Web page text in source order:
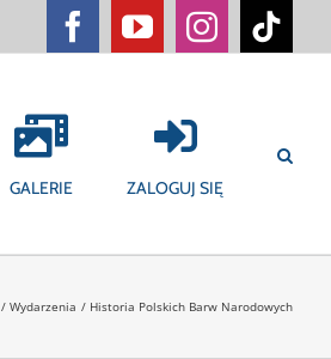
Facebook
YouTubeInstagram
GALERIE ZALOGUJ SIĘ
Wydarzenia Historia Polskich Barw Narodowych